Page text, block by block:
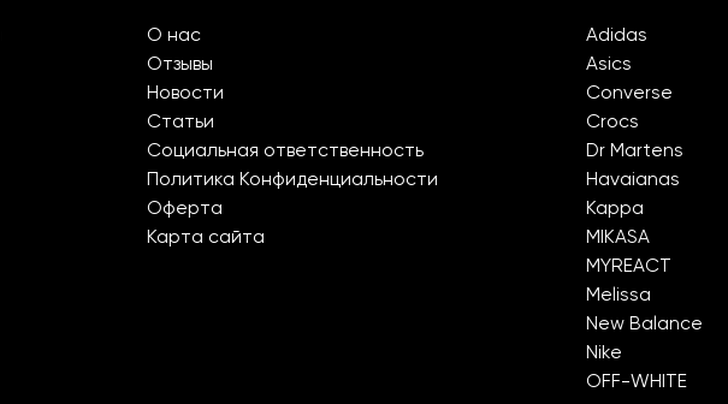
О нас
Отзывы
Новости
Статьи
Социальная ответственность
Политика Конфиденциальности
Оферта
Карта сайта
Adidas
Asics
Converse
Crocs
Dr Martens
Havaianas
Kappa
MIKASA
MYREACT
Melissa
New Balance
Nike
OFF-WHITE